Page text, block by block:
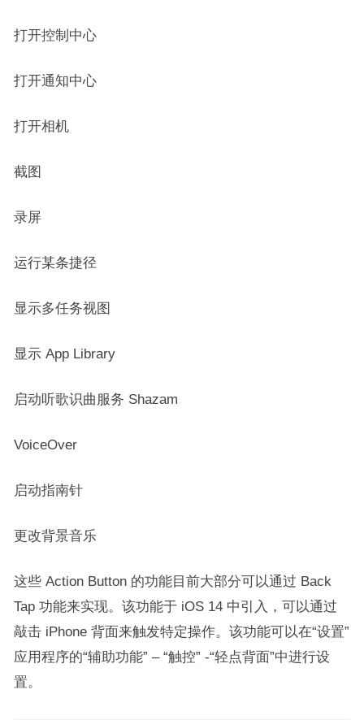
打开控制中心
打开通知中心
打开相机
截图
录屏
运行某条捷径
显示多任务视图
显示 App Library
启动听歌识曲服务 Shazam
VoiceOver
启动指南针
更改背景音乐
这些 Action Button 的功能目前大部分可以通过 Back
Tap 功能来实现。该功能于 iOS 14 中引入，可以通过
敲击 iPhone 背面来触发特定操作。该功能可以在“设置”
应用程序的“辅助功能” – “触控” -“轻点背面”中进行设
置。